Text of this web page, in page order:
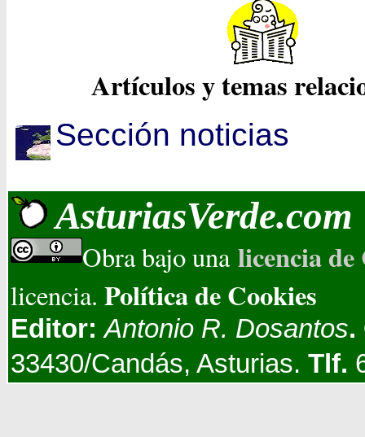
Artículos y temas
Sección noticias
AsturiasVerde.com
Obra bajo una licencia
licencia. Política de Cookies
Editor:Antonio R. Dosantos.
33430/Candás, Asturias. Tlf.